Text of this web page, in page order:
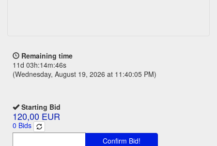
Remaining time
11d 03h:14m:46s
(Wednesday, August 19, 2026 at 11:40:05 PM)
Starting Bid
120,00 EUR
0 Bids
Confirm Bid!